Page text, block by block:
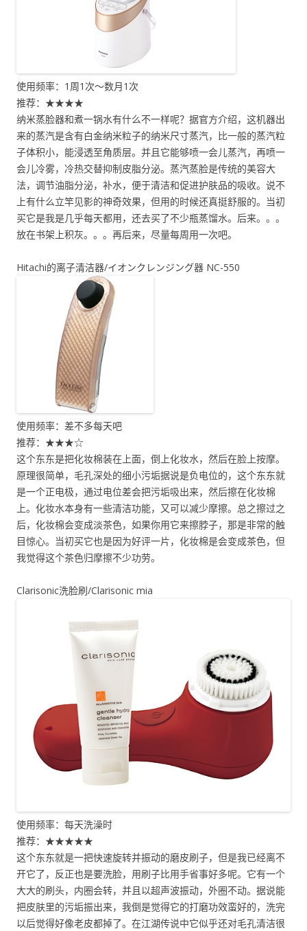
使用频率：1周1次～数月1次
推荐：★★★★
纳米蒸脸器和煮一锅水有什么不一样呢？据官方介绍，这机器出
来的蒸汽是含有白金纳米粒子的纳米尺寸蒸汽，比一般的蒸汽粒
子体积小，能浸透至角质层。并且它能够喷一会儿蒸汽，再喷一
会儿冷雾，冷热交替抑制皮脂分泌。蒸汽蒸脸是传统的美容大
法，调节油脂分泌，补水，便于清洁和促进护肤品的吸收。说不
上有什么立竿见影的神奇效果，但用的时候还真挺舒服的。当初
买它是我是几乎每天都用，还去买了不少瓶蒸馏水。后来。。。
放在书架上积灰。。。再后来，尽量每周用一次吧。
Hitachi的离子清洁器/イオンクレンジング器 NC-550
使用频率：差不多每天吧
推荐：★★★☆
这个东东是把化妆棉装在上面，倒上化妆水，然后在脸上按摩。
原理很简单，毛孔深处的细小污垢据说是负电位的，这个东东就
是一个正电极，通过电位差会把污垢吸出来，然后擦在化妆棉
上。化妆水本身有一些清洁功能，又可以减少摩擦。总之擦过之
后，化妆棉会变成淡茶色，如果你用它来擦脖子，那是非常的触
目惊心。当初买它也是因为好评一片，化妆棉是会变成茶色，但
我觉得这个茶色归摩擦不少功劳。
Clarisonic洗脸刷/Clarisonic mia
使用频率：每天洗澡时
推荐：★★★★★
这个东东就是一把快速旋转并振动的磨皮刷子，但是我已经离不
开它了，反正也是要洗脸，用刷子比用手省事好多呢。它有一个
大大的刷头，内圈会转，并且以超声波振动，外圈不动。据说能
把皮肤里的污垢振出来，我倒是觉得它的打磨功效蛮好的，洗完
以后觉得好像老皮都掉了。在江湖传说中它似乎还对毛孔清洁很